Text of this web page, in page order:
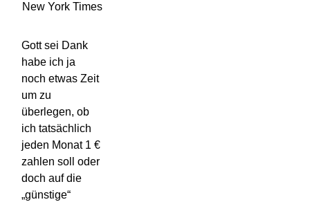
New York Times
Gott sei Dank
habe ich ja
noch etwas Zeit
um zu
überlegen, ob
ich tatsächlich
jeden Monat 1 €
zahlen soll oder
doch auf die
„günstige“